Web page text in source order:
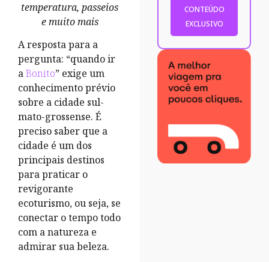
temperatura, passeios
e muito mais
A resposta para a
pergunta: “quando ir
aBonito” exige um
conhecimento prévio
sobre a cidade sul-
mato-grossense. É
preciso saber que a
cidade é um dos
principais destinos
para praticar o
revigorante
ecoturismo, ou seja, se
conectar o tempo todo
com a natureza e
admirar sua beleza.